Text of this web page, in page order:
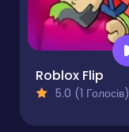
Roblox Flip
5.0 (1 Голосів)